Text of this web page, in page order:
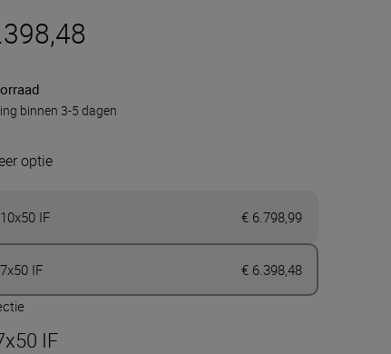
binnen 3-5 dagen
optie
IF € 6.798,99
IF € 6.398,48
IF